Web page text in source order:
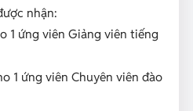
nhận:
1 ứng viên Giảng viên tiếng
1 ứng viên Chuyên viên đào